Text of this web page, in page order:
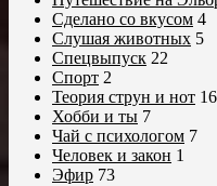
Сделано со вкусом 4
Слушая животных 5
Спецвыпуск 22
Спорт 2
Теория струн и нот 16
Хобби и ты 7
Чай с психологом 7
Человек и закон 1
Эфир 73